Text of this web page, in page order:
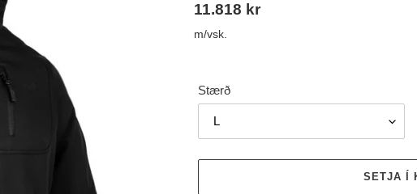
Verð
11.818 kr
m/vsk.
Stærð
SETJA Í